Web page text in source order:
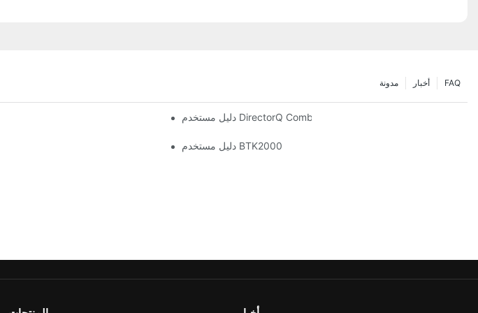
FAQ أخبار مدونة
دليل مستخدم DirectorQ Combo
دليل مستخدم BTK2000